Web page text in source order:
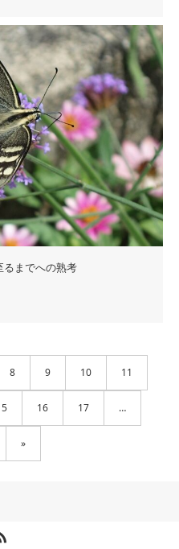
るまでへの熟考
8 9 10 11
16 17 …
»